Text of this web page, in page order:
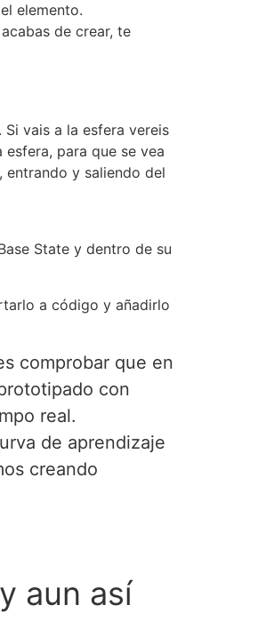
elemento.
de crear, te
vais a la esfera vereis
para que se vea
entrando y saliendo del
State y dentro de su
a código y añadirlo
comprobar que en
con
real.
de aprendizaje
creando
aun así